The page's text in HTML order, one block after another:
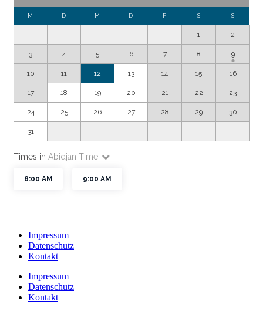
Impressum
Datenschutz
Kontakt
Impressum
Datenschutz
Kontakt